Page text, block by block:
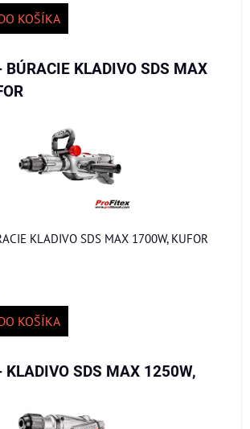
KOŠÍKA
BÚRACIE KLADIVO SDS MAX
KLADIVO SDS MAX 1700W, KUFOR
KOŠÍKA
KLADIVO SDS MAX 1250W,